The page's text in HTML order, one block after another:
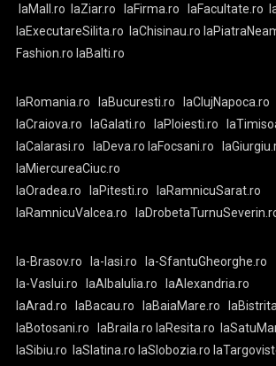
laMall.ro
laZiar.ro laFirma.ro laFacultate.ro
laExecutareSilita.ro
laChisinau.ro
Fashion.ro laBalti.ro
laRomania.ro laBucuresti.ro laClujNapoca.ro
laCraiova.ro
laGalati.ro laPloiesti.ro
laCalarasi.ro
laDeva.ro laFocsani.ro
laMiercureaCiuc.ro
laOradea.ro
laPitesti.ro
laRamnicuSarat.ro
laRamnicuValcea.ro
la-Brasov.ro la-Iasi.ro
la-SfantuGheorghe.ro
la-Vaslui.ro
laAlbaIulia.ro
laAlexandria.ro
laArad.ro
laBacau.ro laBaiaMare.ro
laBotosani.ro
laBraila.ro laResita.ro
laSibiu.ro
laSlatina.ro laSlobozia.ro